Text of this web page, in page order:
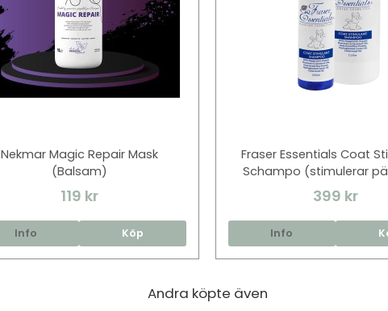
Nekmar Magic Repair Mask
(Balsam)
119 kr
Info Köp
Fraser Essentials Coat
Schampo (stimulerar
399 kr
Info
Andra köpte även